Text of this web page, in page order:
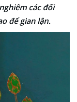
các đối
để gian lận.